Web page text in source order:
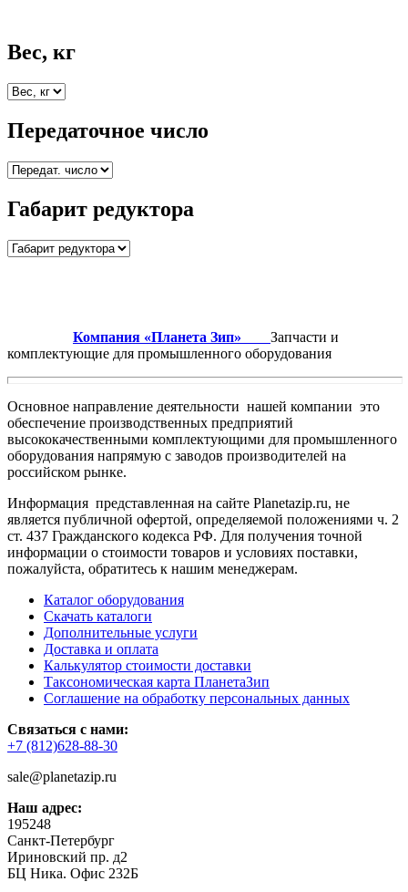
Вес, кг
Передаточное число
Габарит редуктора
Компания «Планета Зип» Запчасти и
комплектующие для промышленного оборудования
Основное направление деятельности нашей компании это
обеспечение производственных предприятий
высококачественными комплектующими для промышленного
оборудования напрямую с заводов производителей на
российском рынке.
Информация представленная на сайте Planetazip.ru, не
является публичной офертой, определяемой положениями ч. 2
ст. 437 Гражданского кодекса РФ. Для получения точной
информации о стоимости товаров и условиях поставки,
пожалуйста, обратитесь к нашим менеджерам.
Каталог оборудования
Скачать каталоги
Дополнительные услуги
Доставка и оплата
Калькулятор стоимости доставки
Таксономическая карта ПланетаЗип
Соглашение на обработку персональных данных
Связаться с нами:
+7 (812)628-88-30
sale@planetazip.ru
Наш адрес:
195248
Санкт-Петербург
Ириновский пр. д2
БЦ Ника. Офис 232Б